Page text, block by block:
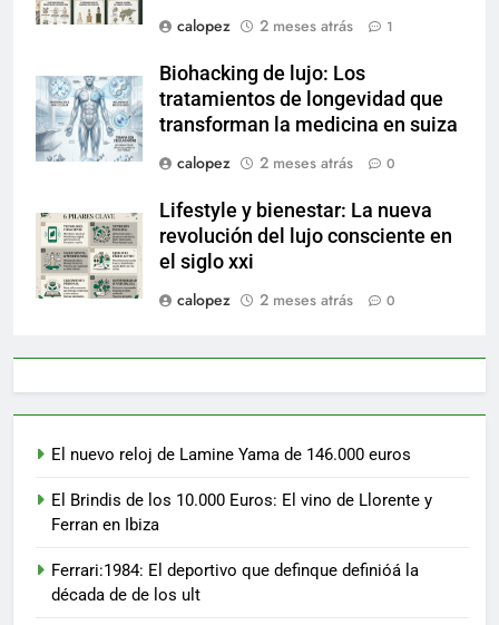
calopez
2 meses atrás 1
Biohacking de lujo: Los
tratamientos de longevidad que
transforman la medicina en suiza
calopez
2 meses atrás 0
Lifestyle y bienestar: La nueva
revolución del lujo consciente en
el siglo xxi
calopez
2 meses atrás 0
El nuevo reloj de Lamine Yama de 146.000 euros
El Brindis de los 10.000 Euros: El vino de Llorente y
Ferran en Ibiza
Ferrari:1984: El deportivo que definque definióá la
década de de los ult